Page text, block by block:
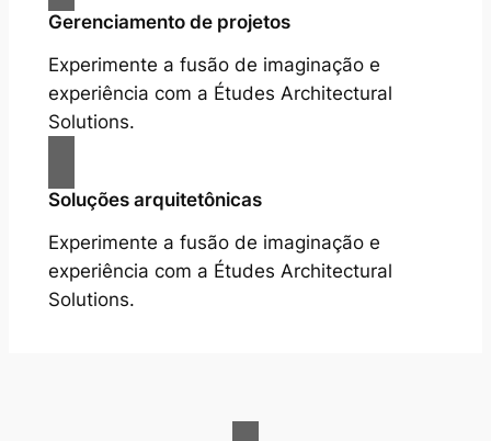
Gerenciamento de projetos
Experimente a fusão de imaginação e
experiência com a Études Architectural
Solutions.
Soluções arquitetônicas
Experimente a fusão de imaginação e
experiência com a Études Architectural
Solutions.